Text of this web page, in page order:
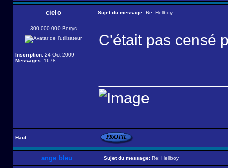
cielo Sujet du message: Re: Hellboy
300 000 000 Berrys
Inscription: 24 Oct 2009
Messages: 1678
C'était pas censé
Haut
ange bleu Sujet du message: Re: Hellboy